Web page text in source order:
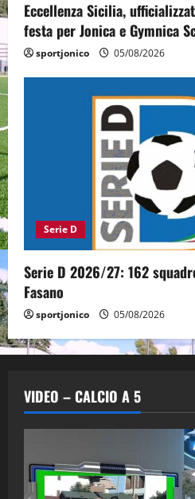
Eccellenza Sicilia,
festa per Jonica e Gymnica
sportjonico 05/08/2026
Serie D
Serie D 2026/27: 162
Fasano
sportjonico 05/08/2026
VIDEO – CALCIO A 5